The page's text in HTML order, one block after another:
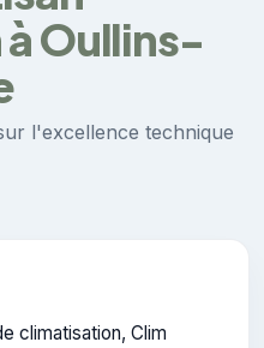
Oullins-
l'excellence technique
climatisation, Clim